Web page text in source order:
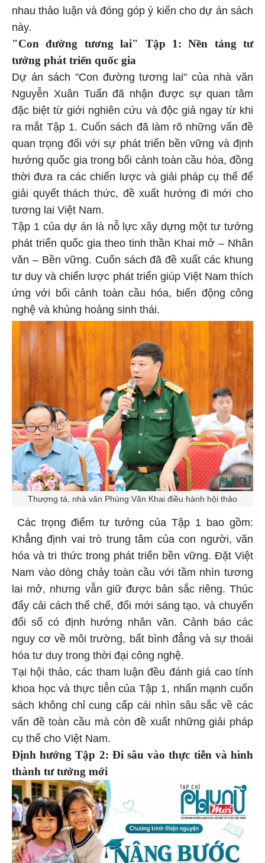
nhau thảo luận và đóng góp ý kiến cho dự án sách
này.
"Con đường tương lai" Tập 1: Nền tảng tư
tưởng phát triển quốc gia
Dự án sách "Con đường tương lai" của nhà văn
Nguyễn Xuân Tuấn đã nhận được sự quan tâm
đặc biệt từ giới nghiên cứu và độc giả ngay từ khi
ra mắt Tập 1. Cuốn sách đã làm rõ những vấn đề
quan trọng đối với sự phát triển bền vững và định
hướng quốc gia trong bối cảnh toàn cầu hóa, đồng
thời đưa ra các chiến lược và giải pháp cụ thể để
giải quyết thách thức, đề xuất hướng đi mới cho
tương lai Việt Nam.
Tập 1 của dự án là nỗ lực xây dựng một tư tưởng
phát triển quốc gia theo tinh thần Khai mở – Nhân
văn – Bền vững. Cuốn sách đã đề xuất các khung
tư duy và chiến lược phát triển giúp Việt Nam thích
ứng với bối cảnh toàn cầu hóa, biến động công
nghệ và khủng hoảng sinh thái.
Thượng tá, nhà văn Phùng Văn Khai điều hành hội thảo
Các trọng điểm tư tưởng của Tập 1 bao gồm:
Khẳng định vai trò trung tâm của con người, văn
hóa và tri thức trong phát triển bền vững. Đặt Việt
Nam vào dòng chảy toàn cầu với tầm nhìn tương
lai mở, nhưng vẫn giữ được bản sắc riêng. Thúc
đẩy cải cách thể chế, đổi mới sáng tạo, và chuyển
đổi số có định hướng nhân văn. Cảnh báo các
nguy cơ về môi trường, bất bình đẳng và sự thoái
hóa tư duy trong thời đại công nghệ.
Tại hội thảo, các tham luận đều đánh giá cao tính
khoa học và thực tiễn của Tập 1, nhấn mạnh cuốn
sách không chỉ cung cấp cái nhìn sâu sắc về các
vấn đề toàn cầu mà còn đề xuất những giải pháp
cụ thể cho Việt Nam.
Định hướng Tập 2: Đi sâu vào thực tiễn và hình
thành tư tưởng mới